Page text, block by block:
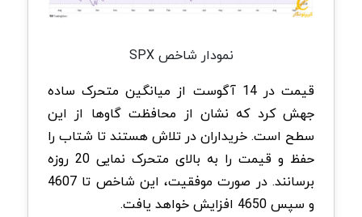
نمودار شاخص SPX
قیمت در 14 آگوست از میانگین متحرک ساده
جهش کرد که نشان‌ از محافظت گاوها از این
سطح است. خریداران در تلاش هستند تا شتاب را
حفظ و قیمت را به بالای متحرک نمایی 20 روزه
برسانند. در صورت موفقیت، این شاخص تا 4607
و سپس 4650 افزایش خواهد یافت.